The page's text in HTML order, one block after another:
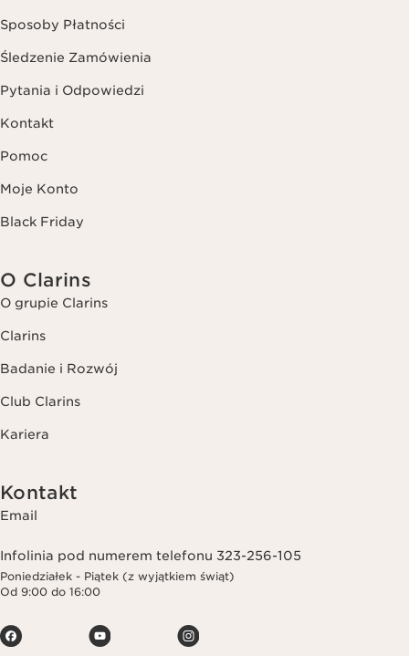
Sposoby Płatności
Śledzenie Zamówienia
Pytania i Odpowiedzi
Kontakt
Pomoc
Moje Konto
Black Friday
O Clarins
O grupie Clarins
Clarins
Badanie i Rozwój
Club Clarins
Kariera
Kontakt
Email
Infolinia pod numerem telefonu 323-256-105
Poniedziałek - Piątek (z wyjątkiem świąt)
Od 9:00 do 16:00